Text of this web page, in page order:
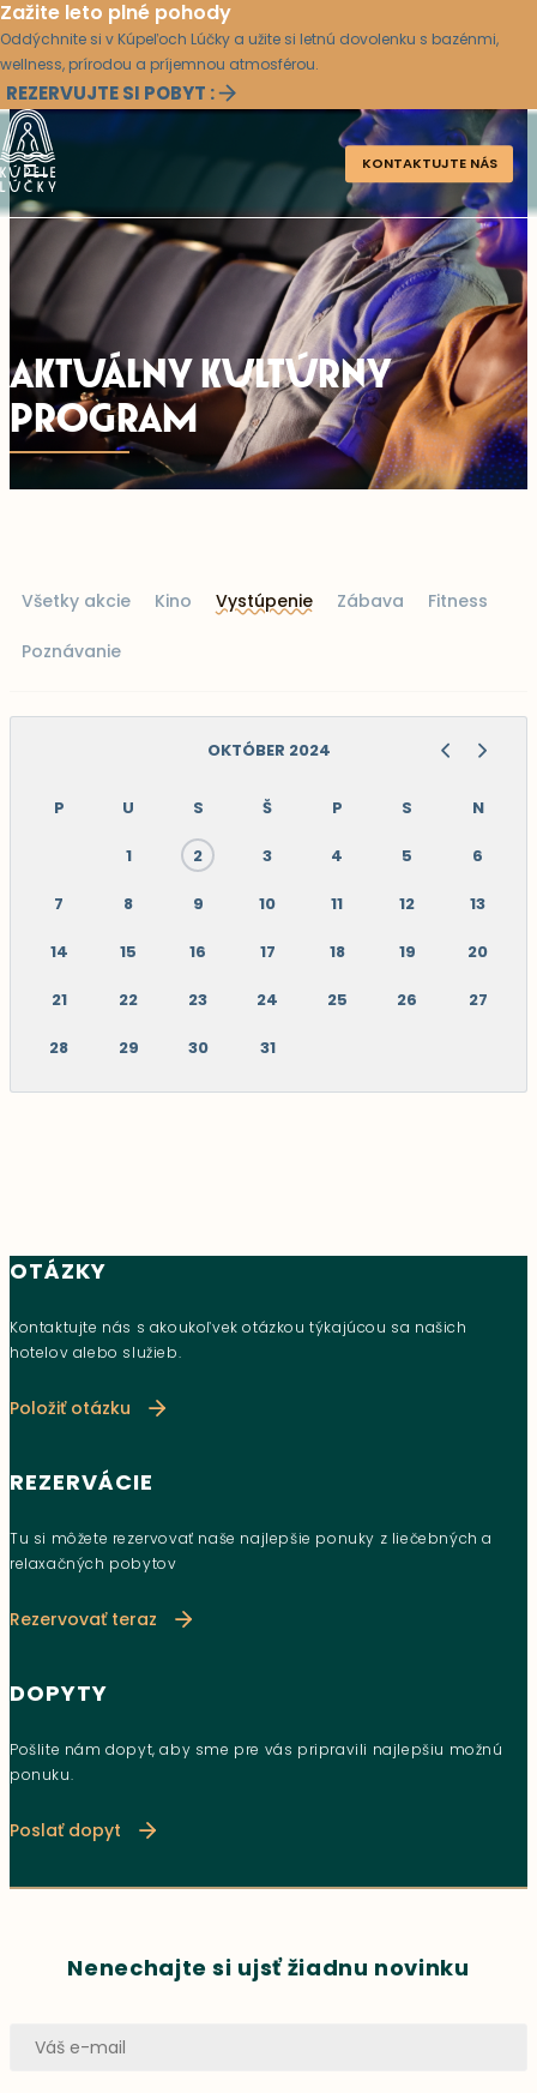
Zažite leto plné pohody
Oddýchnite si v Kúpeľoch Lúčky a užite si letnú dovolenku s bazénmi,
wellness, prírodou a príjemnou atmosférou.
REZERVUJTE SI POBYT :
KONTAKTUJTE NÁS
AKTUÁLNY KULTÚRNY
PROGRAM
Všetky akcie Kino Vystúpenie Zábava Fitness
Poznávanie
OKTÓBER 2024
P U S Š P S N
1 2 3 4 5 6
7 8 9 10 11 12 13
14 15 16 17 18 19 20
21 22 23 24 25 26 27
28 29 30 31
OTÁZKY
Kontaktujte nás s akoukoľvek otázkou týkajúcou sa našich
hotelov alebo služieb.
Položiť otázku
REZERVÁCIE
Tu si môžete rezervovať naše najlepšie ponuky z liečebných a
relaxačných pobytov
Rezervovať teraz
DOPYTY
Pošlite nám dopyt, aby sme pre vás pripravili najlepšiu možnú
ponuku.
Poslať dopyt
Nenechajte si ujsť žiadnu novinku